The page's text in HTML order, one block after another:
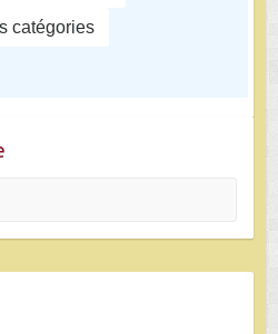
catégories